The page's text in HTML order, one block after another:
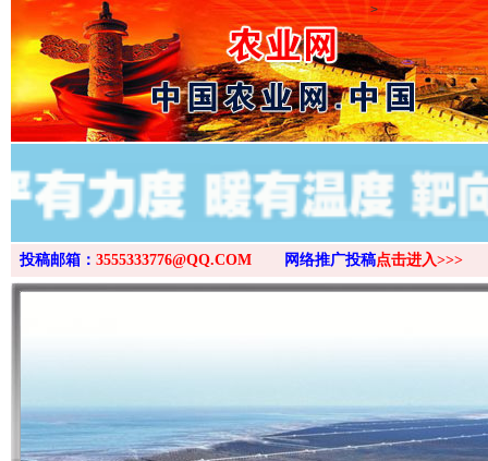
>
投稿邮箱： 3555333776@QQ.COM 网络推广投稿点击进入>>>